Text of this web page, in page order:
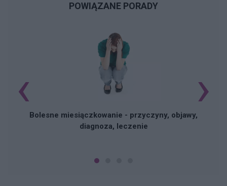
POWIĄZANE PORADY
Bolesne miesiączkowanie - przyczyny, objawy,
diagnoza, leczenie
‹ ›